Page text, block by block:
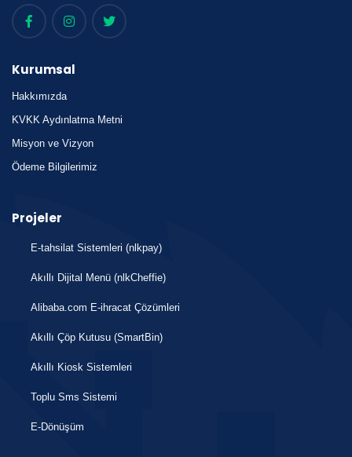
Kurumsal
Hakkımızda
KVKK Aydınlatma Metni
Misyon ve Vizyon
Ödeme Bilgilerimiz
Projeler
E-tahsilat Sistemleri (nlkpay)
Akıllı Dijital Menü (nlkCheffie)
Alibaba.com E-ihracat Çözümleri
Akıllı Çöp Kutusu (SmartBin)
Akıllı Kiosk Sistemleri
Toplu Sms Sistemi
E-Dönüşüm